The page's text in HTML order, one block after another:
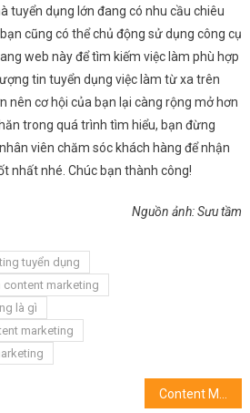
tuyển dụng lớn đang có nhu cầu chiêu
cũng có thể chủ động sử dụng công cụ
web này để tìm kiếm việc làm phù hợp
tin tuyển dụng việc làm từ xa trên
nên cơ hội của bạn lại càng rộng mở hơn
trong quá trình tìm hiểu, bạn đừng
viên chăm sóc khách hàng để nhận
nhất nhé. Chúc bạn thành công!
Nguồn ảnh: Sưu tầm
tuyển dụng
content marketing
là gì
marketing